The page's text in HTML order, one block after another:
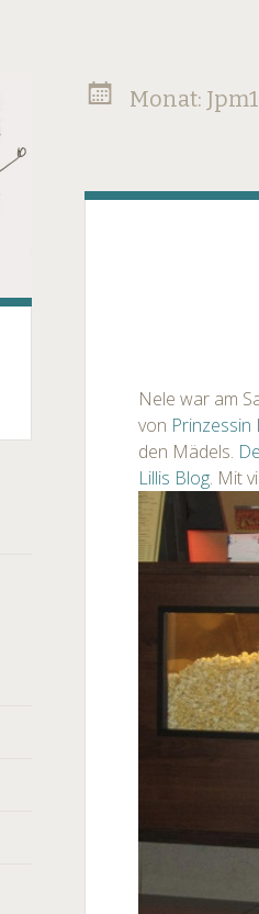
Monat:
Nele war am
von Prinzessin
den Mädels.
Lillis Blog. Mit